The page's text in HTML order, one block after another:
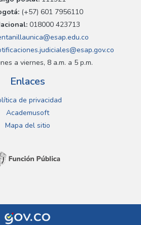
(+57) 601 7956110
018000 423713
a viernes, 8 a.m. a 5 p.m.
Enlaces
de privacidad
Academusoft
Mapa del sitio